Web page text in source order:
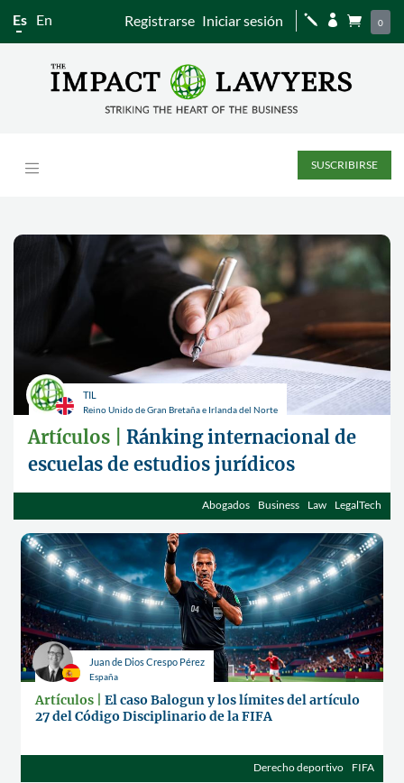
Es En Registrarse Iniciar sesión j   0
SUSCRIBIRSE
TIL
Reino Unido de Gran Bretaña e Irlanda del Norte
Artículos |Ránking internacional de
escuelas de estudios jurídicos
Abogados Business Law LegalTech
Juan de Dios Crespo Pérez
España
Artículos |El caso Balogun y los límites del artículo
27 del Código Disciplinario de la FIFA
Derecho deportivo FIFA